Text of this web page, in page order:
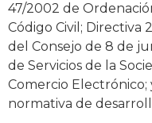
47/2002 de
Código Civil; Directiva
del Consejo de 8 de
de Servicios de la
Comercio Electrónico;
normativa de